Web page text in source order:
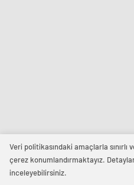
Veri politikasındaki amaçlarla sınırlı
çerez konumlandırmaktayız.
inceleyebilirsiniz.